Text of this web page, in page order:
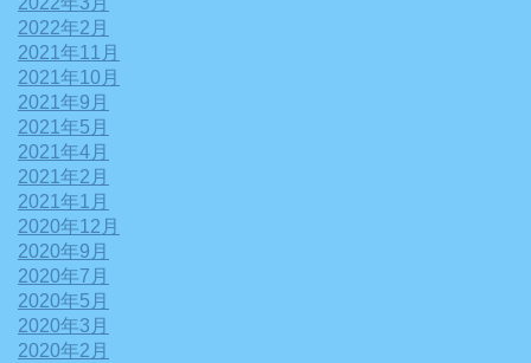
2022年2月
2021年11月
2021年10月
2021年9月
2021年5月
2021年4月
2021年2月
2021年1月
2020年12月
2020年9月
2020年7月
2020年5月
2020年3月
2020年2月